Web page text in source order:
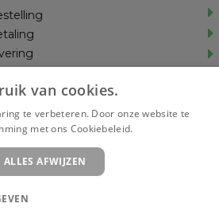
je ontwerp
van cookies.
te verbeteren. Door onze website te
met ons Cookiebeleid.
ALLES AFWIJZEN